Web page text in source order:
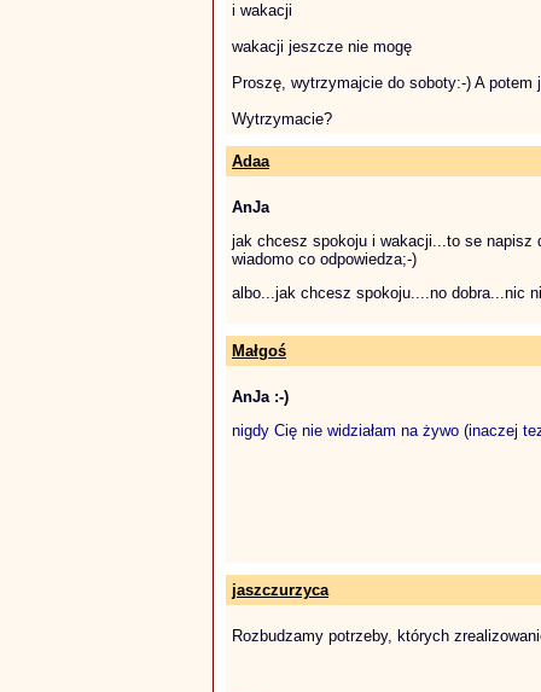
i wakacji
wakacji jeszcze nie mogę
Proszę, wytrzymajcie do soboty:-) A
Wytrzymacie?
Adaa
AnJa
jak chcesz spokoju i wakacji...to se napisz
wiadomo co odpowiedza;-)
albo...jak chcesz spokoju....no dobra...nic
Małgoś
AnJa :-)
nigdy Cię nie widziałam na żywo (inaczej
jaszczurzyca
Rozbudzamy potrzeby, których